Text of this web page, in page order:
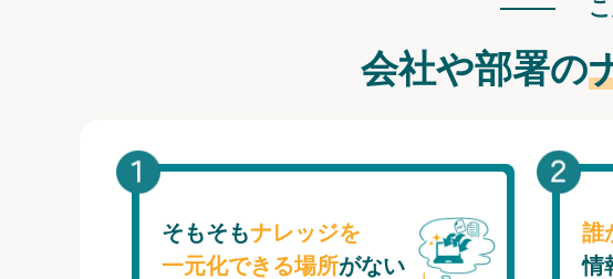
会社や部署の
そもそもナレッジを
一元化できる場所がない
誰
情